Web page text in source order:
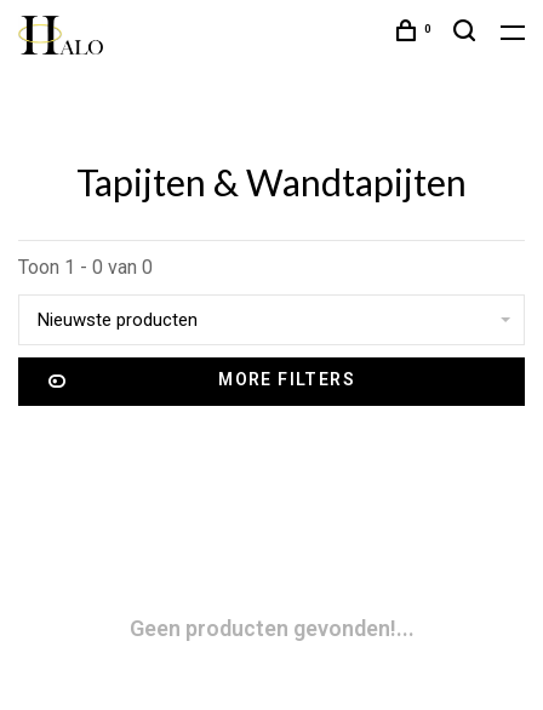
0
Tapijten & Wandtapijten
Toon 1 - 0 van 0
Nieuwste producten
MORE FILTERS
Geen producten gevonden!...